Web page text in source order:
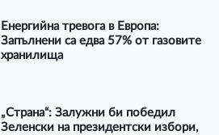
Енергийна тревога в Европа:
Запълнени са едва 57% от газовите
хранилища
„Страна“: Залужни би победил
Зеленски на президентски избори,